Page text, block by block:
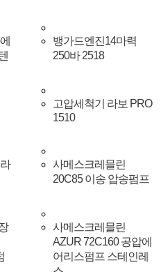
뱅가드엔진14마력
250바 2518
고압세척기 라보 PRO
1510
사메스크레믈린
20C85 이송 압송펌프
사메스크레믈린
AZUR 72C160 공압에
어리스펌프 스테인레